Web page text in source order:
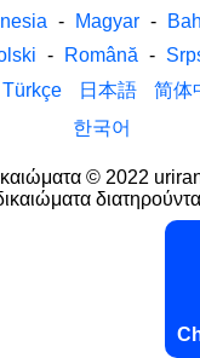
- Magyar -
- Română -
Türkçe 日本語 简体
한국어
© 2022